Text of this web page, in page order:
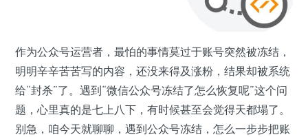
作为公众号运营者，最怕的事情莫过于账号突然被冻结，
明明辛辛苦苦写的内容，还没来得及涨粉，结果却被系统
给“封杀”了。遇到“微信公众号冻结了怎么恢复呢”这个问
题，心里真的是七上八下，有时候甚至会觉得天都塌了。
别急，咱今天就聊聊，遇到公众号冻结，怎么一步步把账